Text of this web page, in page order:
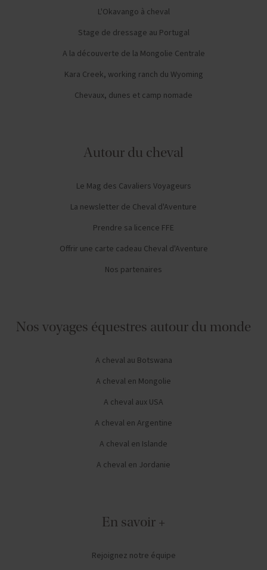
L'Okavango à cheval
Stage de dressage au Portugal
A la découverte de la Mongolie Centrale
Kara Creek, working ranch du Wyoming
Chevaux, dunes et camp nomade
Autour du cheval
Le Mag des Cavaliers Voyageurs
La newsletter de Cheval d'Aventure
Prendre sa licence FFE
Offrir une carte cadeau Cheval d'Aventure
Nos partenaires
Nos voyages équestres autour du monde
A cheval au Botswana
A cheval en Mongolie
A cheval aux USA
A cheval en Argentine
A cheval en Islande
A cheval en Jordanie
En savoir +
Rejoignez notre équipe